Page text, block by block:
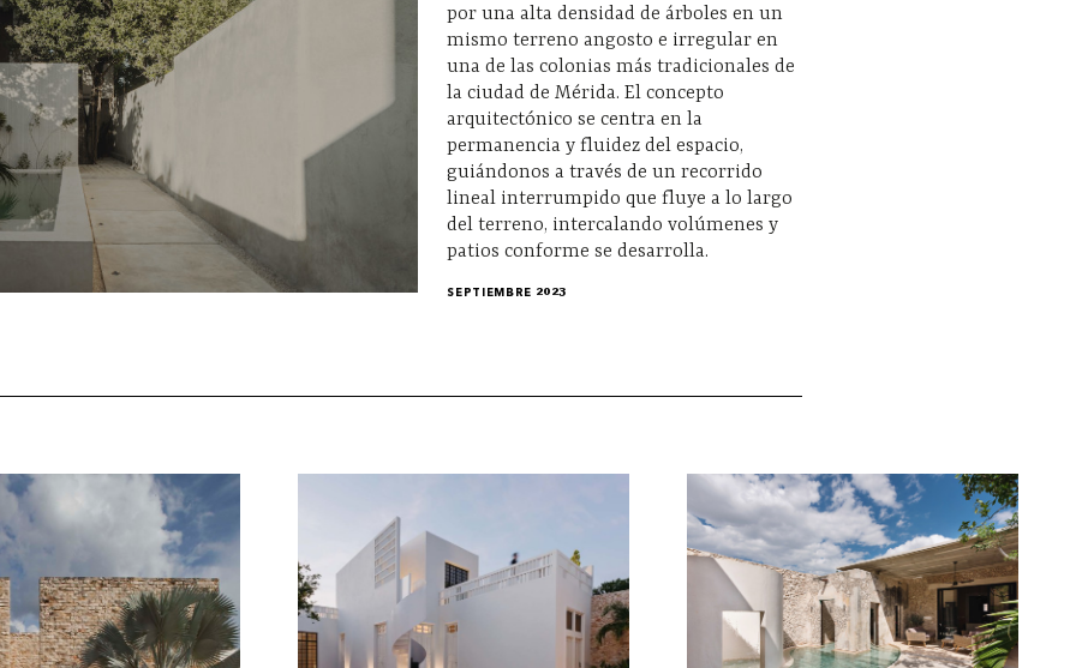
por una alta densidad de árboles en un
mismo terreno angosto e irregular en
una de las colonias más tradicionales de
la ciudad de Mérida. El concepto
arquitectónico se centra en la
permanencia y fluidez del espacio,
guiándonos a través de un recorrido
lineal interrumpido que fluye a lo largo
del terreno, intercalando volúmenes y
patios conforme se desarrolla.
SEPTIEMBRE 2023